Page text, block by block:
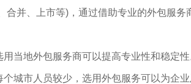
并、上市等)，通过借助专业的外包服务
当地外包服务商可以提高专业性和稳定性
城市人员较少，选用外包服务可以为企